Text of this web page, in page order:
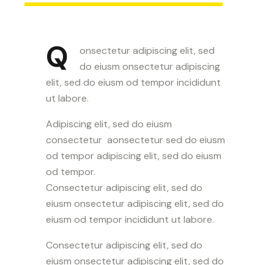
Q
onsectetur adipiscing elit, sed
do eiusm onsectetur adipiscing
elit, sed do eiusm od tempor incididunt
ut labore.
Adipiscing elit, sed do eiusm
consectetur aonsectetur sed do eiusm
od tempor adipiscing elit, sed do eiusm
od tempor.
Consectetur adipiscing elit, sed do
eiusm onsectetur adipiscing elit, sed do
eiusm od tempor incididunt ut labore.
Consectetur adipiscing elit, sed do
eiusm onsectetur adipiscing elit, sed do